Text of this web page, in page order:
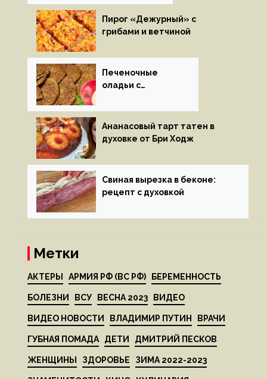
Пирог «Дежурный» с
грибами и ветчиной
Печеночные
оладьи с
Ананасовый тарт татен в
духовке от Бри Ходж
Свиная вырезка в беконе:
рецепт с духовкой
Метки
АКТЕРЫ АРМИЯ РФ (ВС РФ) БЕРЕМЕННОСТЬ
БОЛЕЗНИ ВСУ ВЕСНА 2023 ВИДЕО
ВИДЕО НОВОСТИ ВЛАДИМИР ПУТИН ВРАЧИ
ГУБНАЯ ПОМАДА ДЕТИ ДМИТРИЙ ПЕСКОВ
ЖЕНЩИНЫ ЗДОРОВЬЕ ЗИМА 2022-2023